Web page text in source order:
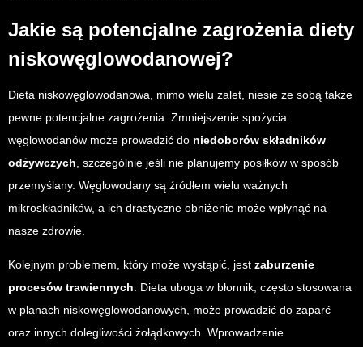
Jakie są potencjalne zagrożenia diety
niskowęglowodanowej?
Dieta niskowęglowodanowa, mimo wielu zalet, niesie ze sobą także
pewne potencjalne zagrożenia. Zmniejszenie spożycia
węglowodanów może prowadzić do niedoborów składników
odżywczych , szczególnie jeśli nie planujemy posiłków w sposób
przemyślany. Węglowodany są źródłem wielu ważnych
mikroskładników, a ich drastyczne obniżenie może wpłynąć na
nasze zdrowie.
Kolejnym problemem, który może wystąpić, jest zaburzenie
procesów trawiennych . Dieta uboga w błonnik, często stosowana
w planach niskowęglowodanowych, może prowadzić do zaparć
oraz innych dolegliwości żołądkowych. Wprowadzenie